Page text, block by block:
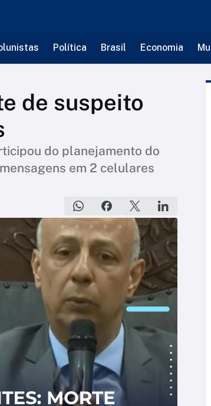
Política Brasil Economia
de suspeito
do planejamento do
em 2 celulares